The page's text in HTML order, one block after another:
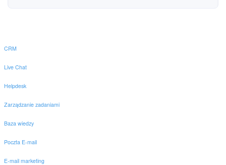
CRM
Live Chat
Helpdesk
Zarządzanie zadaniami
Baza wiedzy
Poczta E-mail
E-mail marketing